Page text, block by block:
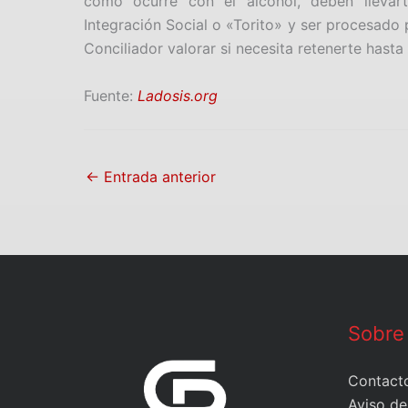
Integración Social o «Torito» y ser
Conciliador valorar si necesita retenerte
Fuente: Ladosis.org
← Entrada anterior